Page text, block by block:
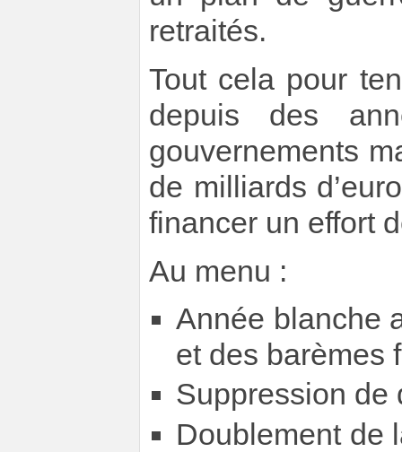
retraités.
Tout cela pour
depuis des
gouvernements
de milliards
financer un effort
Au menu :
Année blanche
et des barèmes
Suppression de
Doublement de